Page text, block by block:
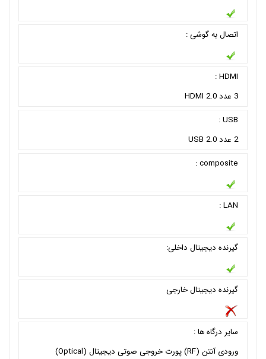
اتصال به گوشی :
HDMI :
3 عدد HDMI 2.0
USB :
2 عدد USB 2.0
composite :
LAN :
گیرنده دیجیتال داخلی:
گیرنده دیجیتال خارجی
سایر درگاه ها :
ورودی آنتن (RF) پورت خروجی صوتی دیجیتال (Optical)